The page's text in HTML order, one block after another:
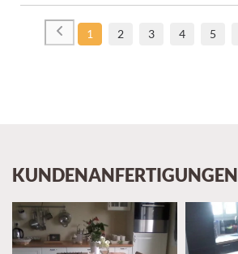
1 2 3 4 5
KUNDENANFERTIGUNGEN